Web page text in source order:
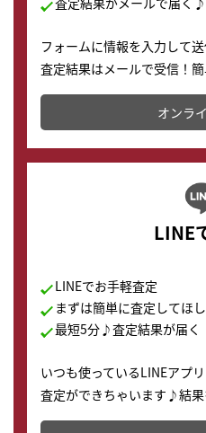
フォームに情報を入力して送
査定結果はメールで受信！
かります。
オンラ
LINE
LINEでお手軽査定
まずは簡単に査定してほ
最短5分♪査定結果が届く
いつも使っているLINEアプ
査定ができちゃいます♪結果
どこからでもすぐに査定金